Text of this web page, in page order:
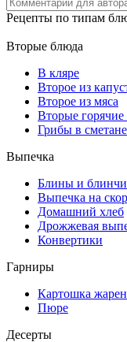
Рецепты по типам
Вторые блюда
В кляре
Второе из
Второе из мяса
Вторые
Грибы в сметане
Выпечка
Блины и
Выпечка на
Домашний хлеб
Дрожжевая
Конвертики
Гарниры
Картошка
Пюре
Десерты